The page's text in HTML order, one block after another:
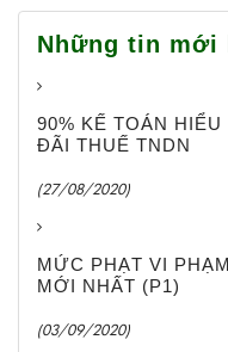
Những tin mới
90% KẾ TOÁN
ĐÃI THUẾ TNDN
(27/08/2020)
MỨC PHẠT VI
MỚI NHẤT (P1)
(03/09/2020)